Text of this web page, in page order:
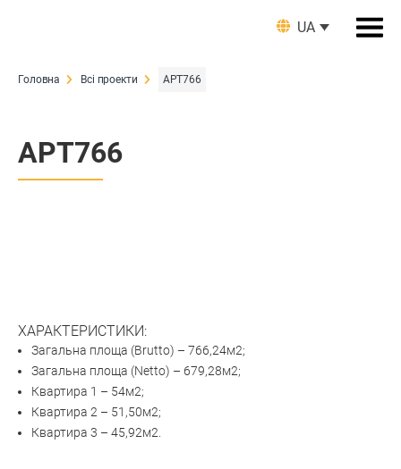
UA
Головна Всі проекти APT766
APT766
ХАРАКТЕРИСТИКИ:
Загальна площа (Brutto) – 766,24м2;
Загальна площа (Netto) – 679,28м2;
Квартира 1 – 54м2;
Квартира 2 – 51,50м2;
Квартира 3 – 45,92м2.